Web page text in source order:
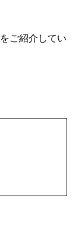
をご紹介してい